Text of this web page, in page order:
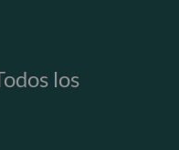
MultiactivosCómo suscribirse
los